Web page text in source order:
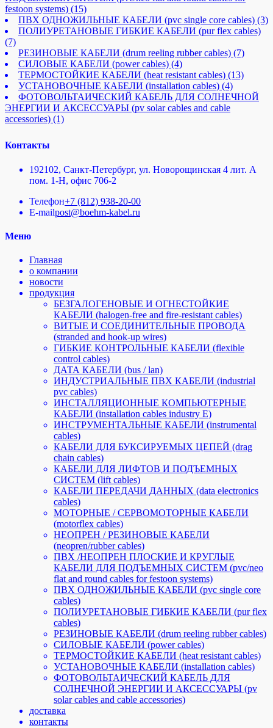
festoon systems) (15)
ПВХ ОДНОЖИЛЬНЫЕ КАБЕЛИ (pvc single core cables) (3)
ПОЛИУРЕТАНОВЫЕ ГИБКИЕ КАБЕЛИ (pur flex cables)
(7)
РЕЗИНОВЫЕ КАБЕЛИ (drum reeling rubber cables) (7)
СИЛОВЫЕ КАБЕЛИ (power cables) (4)
ТЕРМОСТОЙКИЕ КАБЕЛИ (heat resistant cables) (13)
УСТАНОВОЧНЫЕ КАБЕЛИ (installation cables) (4)
ФОТОВОЛЬТАИЧЕСКИЙ КАБЕЛЬ ДЛЯ СОЛНЕЧНОЙ
ЭНЕРГИИ И АКСЕССУАРЫ (pv solar cables and cable
accessories) (1)
Контакты
192102, Санкт-Петербург, ул. Новорощинская 4 лит. А
пом. 1-Н, офис 706-2
Телефон+7 (812) 938-20-00
E-mailpost@boehm-kabel.ru
Меню
Главная
о компании
новости
продукция
БЕЗГАЛОГЕНОВЫЕ И ОГНЕСТОЙКИЕ
КАБЕЛИ (halogen-free and fire-resistant cables)
ВИТЫЕ И СОЕДИНИТЕЛЬНЫЕ ПРОВОДА
(stranded and hook-up wires)
ГИБКИЕ КОНТРОЛЬНЫЕ КАБЕЛИ (flexible
control cables)
ДАТА КАБЕЛИ (bus / lan)
ИНДУСТРИАЛЬНЫЕ ПВХ КАБЕЛИ (industrial
pvc cables)
ИНСТАЛЛЯЦИОННЫЕ КОМПЬЮТЕРНЫЕ
КАБЕЛИ (installation cables industry E)
ИНСТРУМЕНТАЛЬНЫЕ КАБЕЛИ (instrumental
cables)
КАБЕЛИ ДЛЯ БУКСИРУЕМЫХ ЦЕПЕЙ (drag
chain cables)
КАБЕЛИ ДЛЯ ЛИФТОВ И ПОДЪЕМНЫХ
СИСТЕМ (lift cables)
КАБЕЛИ ПЕРЕДАЧИ ДАННЫХ (data electronics
cables)
МОТОРНЫЕ / СЕРВОМОТОРНЫЕ КАБЕЛИ
(motorflex cables)
НЕОПРЕН / РЕЗИНОВЫЕ КАБЕЛИ
(neopren/rubber cables)
ПВХ /НЕОПРЕН ПЛОСКИЕ И КРУГЛЫЕ
КАБЕЛИ ДЛЯ ПОДЪЕМНЫХ СИСТЕМ (pvc/neo
flat and round cables for festoon systems)
ПВХ ОДНОЖИЛЬНЫЕ КАБЕЛИ (pvc single core
cables)
ПОЛИУРЕТАНОВЫЕ ГИБКИЕ КАБЕЛИ (pur flex
cables)
РЕЗИНОВЫЕ КАБЕЛИ (drum reeling rubber cables)
СИЛОВЫЕ КАБЕЛИ (power cables)
ТЕРМОСТОЙКИЕ КАБЕЛИ (heat resistant cables)
УСТАНОВОЧНЫЕ КАБЕЛИ (installation cables)
ФОТОВОЛЬТАИЧЕСКИЙ КАБЕЛЬ ДЛЯ
СОЛНЕЧНОЙ ЭНЕРГИИ И АКСЕССУАРЫ (pv
solar cables and cable accessories)
доставка
контакты